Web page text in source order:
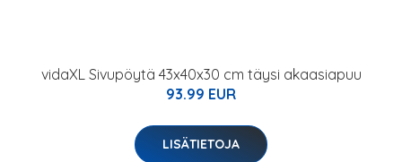
vidaXL Sivupöytä 43x40x30 cm täysi akaasiapuu
93.99 EUR
LISÄTIETOJA